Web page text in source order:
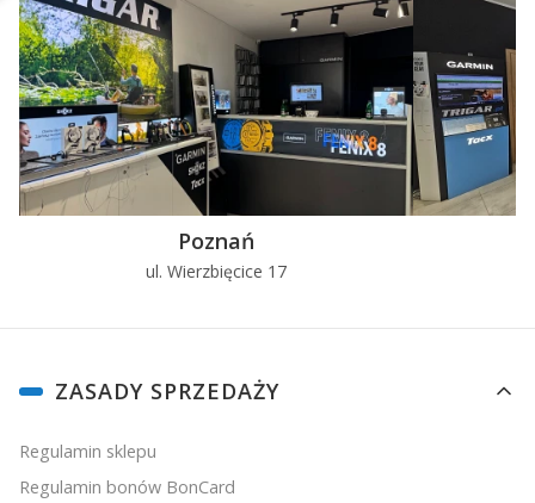
Poznań
ul. Wierzbięcice 17
Linki w stopce
ZASADY SPRZEDAŻY
Regulamin sklepu
Regulamin bonów BonCard